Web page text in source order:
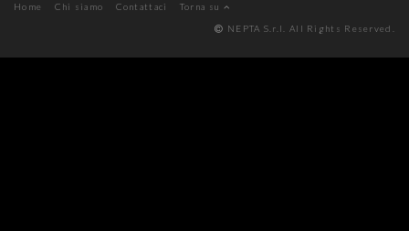
Home Chi siamo Contattaci
Torna su
NEPTA S.r.l. All Rights Reserved.